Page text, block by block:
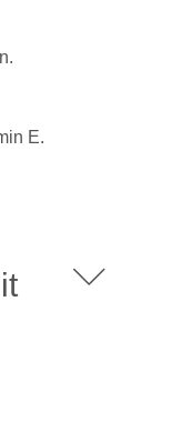
E.